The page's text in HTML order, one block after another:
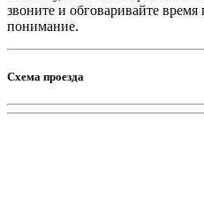
звоните и обговаривайте
понимание.
Схема проезда